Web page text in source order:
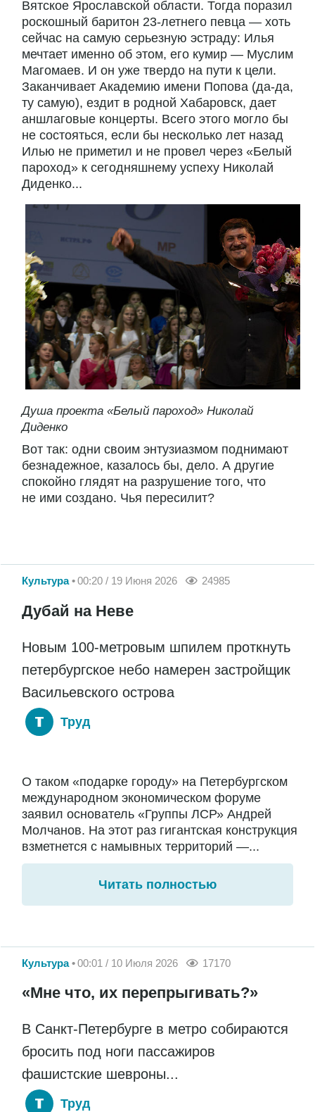
Вятское Ярославской области. Тогда поразил
роскошный баритон 23-летнего певца — хоть
сейчас на самую серьезную эстраду: Илья
мечтает именно об этом, его кумир — Муслим
Магомаев. И он уже твердо на пути к цели.
Заканчивает Академию имени Попова (да-да,
ту самую), ездит в родной Хабаровск, дает
аншлаговые концерты. Всего этого могло бы
не состояться, если бы несколько лет назад
Илью не приметил и не провел через «Белый
пароход» к сегодняшнему успеху Николай
Диденко...
Душа проекта «Белый пароход» Николай
Диденко
Вот так: одни своим энтузиазмом поднимают
безнадежное, казалось бы, дело. А другие
спокойно глядят на разрушение того, что
не ими создано. Чья пересилит?
Культура 00:20 / 19 Июня 2026 24985
Дубай на Неве
Новым 100-метровым шпилем проткнуть
петербургское небо намерен застройщик
Васильевского острова
Труд
О таком «подарке городу» на Петербургском
международном экономическом форуме
заявил основатель «Группы ЛСР» Андрей
Молчанов. На этот раз гигантская конструкция
взметнется с намывных территорий —...
Читать полностью
Культура 00:01 / 10 Июля 2026 17170
«Мне что, их перепрыгивать?»
В Санкт-Петербурге в метро собираются
бросить под ноги пассажиров
фашистские шевроны...
Труд